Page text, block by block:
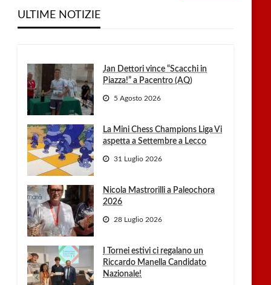
ULTIME NOTIZIE
Jan Dettori vince “Scacchi in
Piazza!” a Pacentro (AQ)
5 Agosto 2026
La Mini Chess Champions Liga Vi
aspetta a Settembre a Lecco
31 Luglio 2026
Nicola Mastrorilli a Paleochora
2026
28 Luglio 2026
I Tornei estivi ci regalano un
Riccardo Manella Candidato
Nazionale!